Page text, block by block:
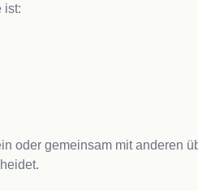
ist:
oder gemeinsam mit anderen